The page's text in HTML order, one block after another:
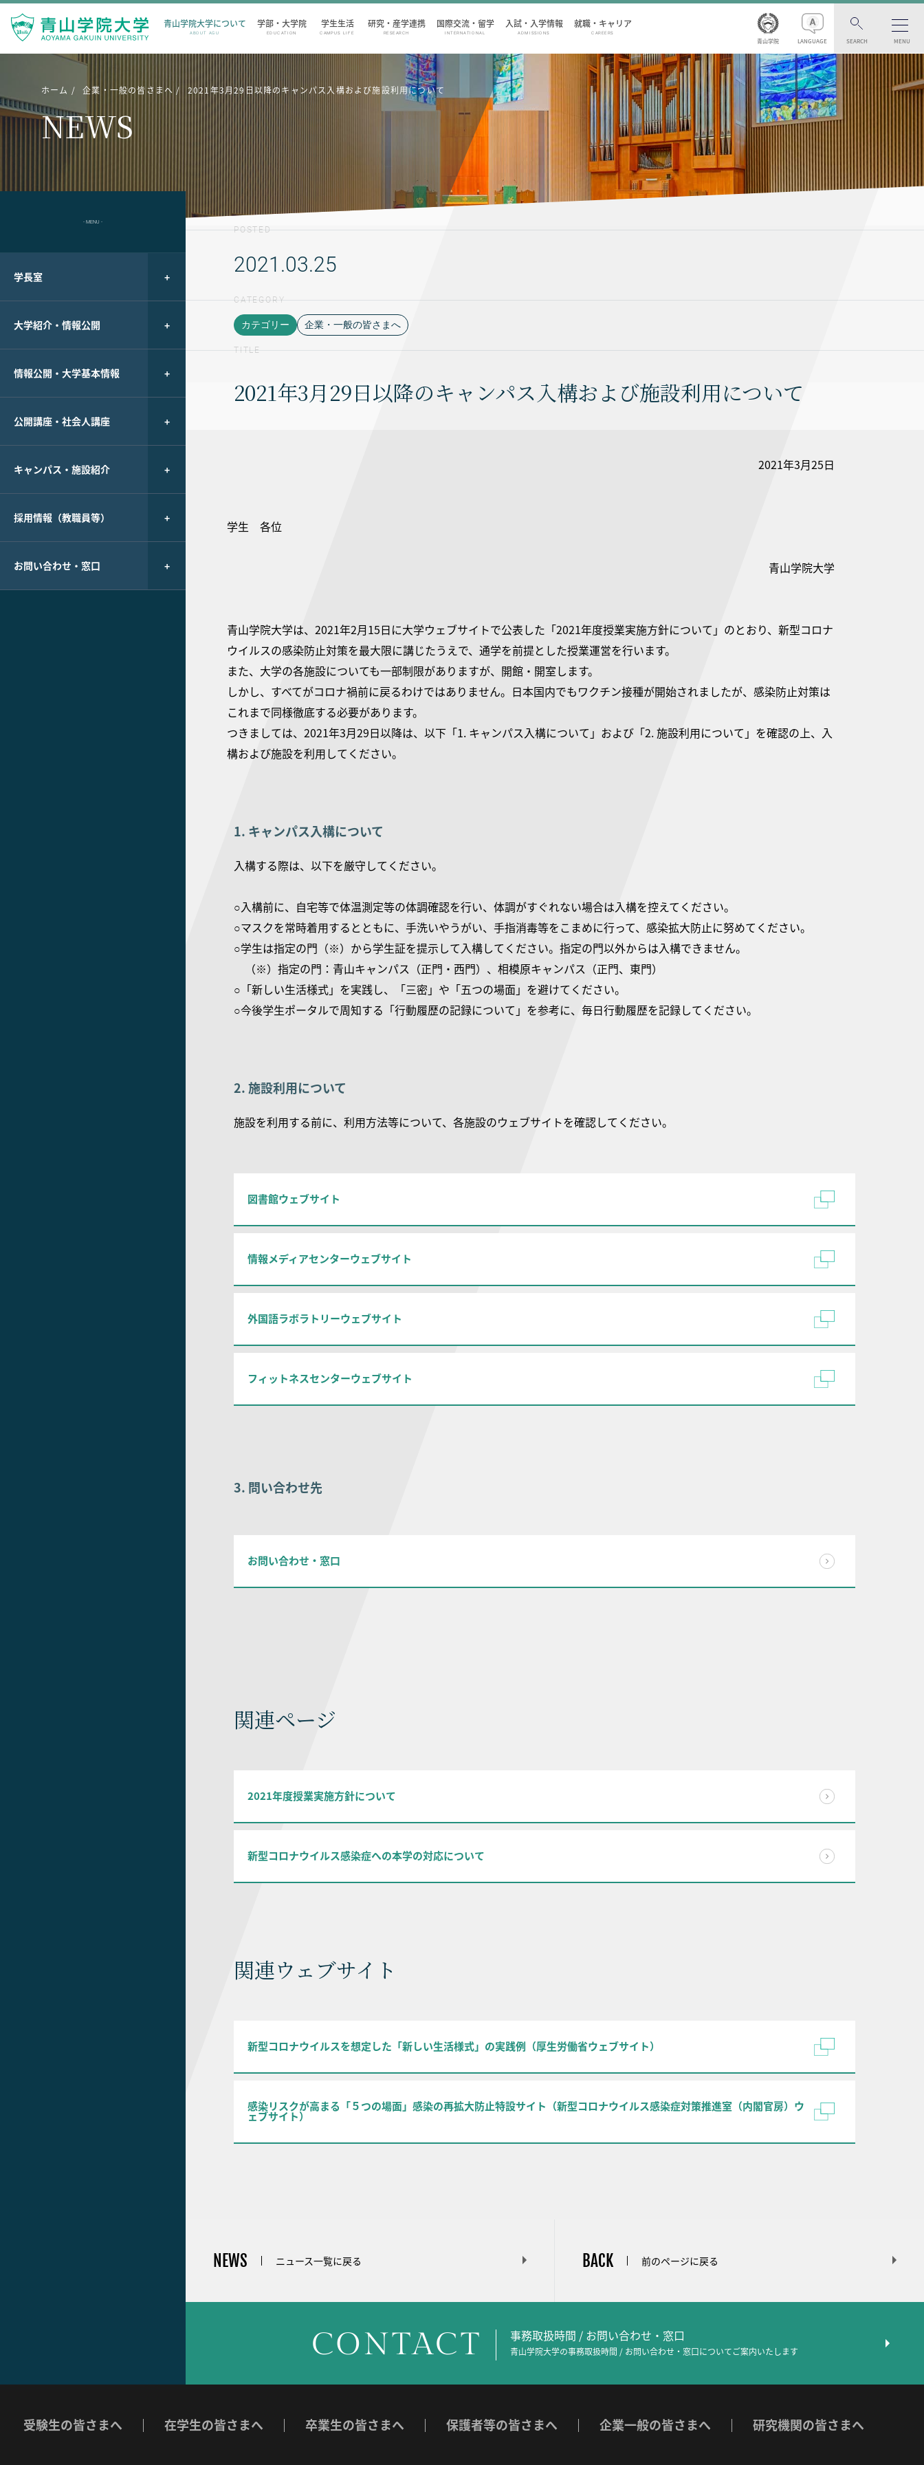
青山学院大学について
ABOUT AGU
学部・大学院
EDUCATION
学生生活
CAMPUS LIFE
研究・産学連携
RESEARCH
国際交流・留学
INTERNATIONAL
入試・入学情報
ADMISSIONS
就職・キャリア
CAREERS
青山学院 LANGUAGE SEARCH MENU
ホーム 企業・一般の皆さまへ 2021年3月29日以降のキャンパス入構および施設利用について
NEWS
- MENU -
学長室
大学紹介・情報公開
情報公開・大学基本情報
公開講座・社会人講座
キャンパス・施設紹介
採用情報（教職員等）
お問い合わせ・窓口
POSTED
2021.03.25
CATEGORY
カテゴリー 企業・一般の皆さまへ
TITLE
2021年3月29日以降のキャンパス入構および施設利用について
2021年3月25日
学生 各位
青山学院大学
青山学院大学は、2021年2月15日に大学ウェブサイトで公表した「2021年度授業実施方針について」のとおり、新型コロナ
ウイルスの感染防止対策を最大限に講じたうえで、通学を前提とした授業運営を行います。
また、大学の各施設についても一部制限がありますが、開館・開室します。
しかし、すべてがコロナ禍前に戻るわけではありません。日本国内でもワクチン接種が開始されましたが、感染防止対策は
これまで同様徹底する必要があります。
つきましては、2021年3月29日以降は、以下「1. キャンパス入構について」および「2. 施設利用について」を確認の上、入
構および施設を利用してください。
1. キャンパス入構について
入構する際は、以下を厳守してください。
○入構前に、自宅等で体温測定等の体調確認を行い、体調がすぐれない場合は入構を控えてください。
○マスクを常時着用するとともに、手洗いやうがい、手指消毒等をこまめに行って、感染拡大防止に努めてください。
○学生は指定の門（※）から学生証を提示して入構してください。指定の門以外からは入構できません。
（※）指定の門：青山キャンパス（正門・西門）、相模原キャンパス（正門、東門）
○「新しい生活様式」を実践し、「三密」や「五つの場面」を避けてください。
○今後学生ポータルで周知する「行動履歴の記録について」を参考に、毎日行動履歴を記録してください。
2. 施設利用について
施設を利用する前に、利用方法等について、各施設のウェブサイトを確認してください。
図書館ウェブサイト
情報メディアセンターウェブサイト
外国語ラボラトリーウェブサイト
フィットネスセンターウェブサイト
3. 問い合わせ先
お問い合わせ・窓口
関連ページ
2021年度授業実施方針について
新型コロナウイルス感染症への本学の対応について
関連ウェブサイト
新型コロナウイルスを想定した「新しい生活様式」の実践例（厚生労働省ウェブサイト）
感染リスクが高まる「５つの場面」感染の再拡大防止特設サイト（新型コロナウイルス感染症対策推進室（内閣官房）ウ
ェブサイト）
NEWS ニュース一覧に戻る BACK 前のページに戻る
CONTACT 事務取扱時間 / お問い合わせ・窓口
青山学院大学の事務取扱時間 / お問い合わせ・窓口についてご案内いたします
受験生の皆さまへ 在学生の皆さまへ 卒業生の皆さまへ 保護者等の皆さまへ 企業一般の皆さまへ 研究機関の皆さまへ